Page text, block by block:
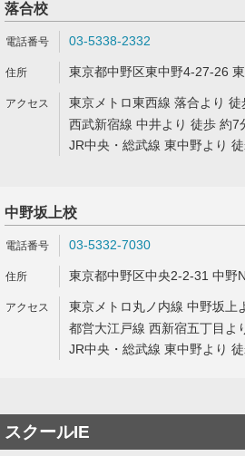
落合校
03-5338-2332
東京都中野区東中野4-27-26
東京メトロ東西線 落合より 徒
西武新宿線 中井より 徒歩 約7
JR中央・総武線 東中野より
中野坂上校
03-5332-7030
東京都中野区中央2-2-31 中野
東京メトロ丸ノ内線 中野坂上
都営大江戸線 西新宿五丁目よ
JR中央・総武線 東中野より
スクールIE